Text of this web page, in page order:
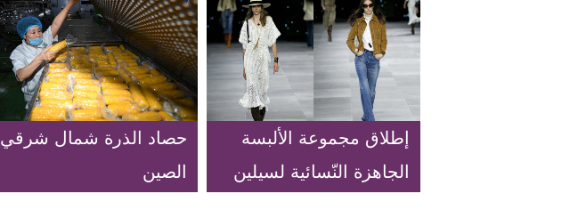
الصين الشعبية
الصين الشعبية
إطلاق مجموعة الألبسة
الجاهزة النّسائية لسيلين
حصاد الذرة شمال شرقي
الصين